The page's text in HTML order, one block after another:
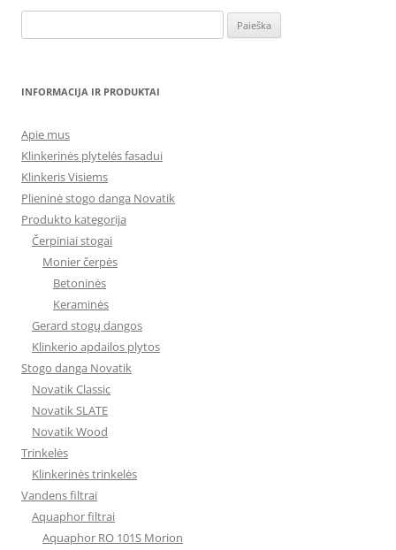
INFORMACIJA IR PRODUKTAI
Apie mus
Klinkerinės plytelės fasadui
Klinkeris Visiems
Plieninė stogo danga Novatik
Produkto kategorija
Čerpiniai stogai
Monier čerpės
Betoninės
Keraminės
Gerard stogų dangos
Klinkerio apdailos plytos
Stogo danga Novatik
Novatik Classic
Novatik SLATE
Novatik Wood
Trinkelės
Klinkerinės trinkelės
Vandens filtrai
Aquaphor filtrai
Aquaphor RO 101S Morion